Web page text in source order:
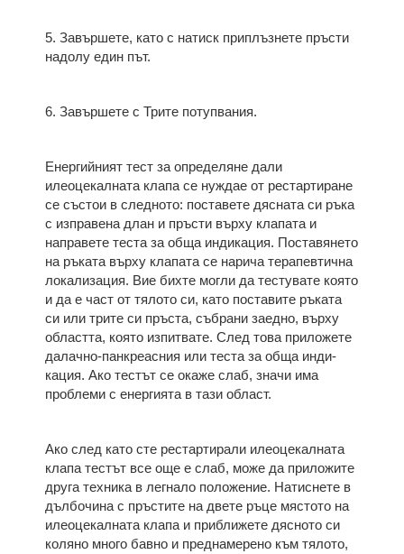
5. Завършете, като с натиск приплъзнете пръсти
надолу един път.
6. Завършете с Трите потупвания.
Енергийният тест за определяне дали
илеоцекалната клапа се нуждае от рестартиране
се състои в следното: поставете дясната си ръка
с изправена длан и пръсти върху клапата и
направете теста за обща индикация. Поставянето
на ръката върху клапата се нарича терапевтична
локализация. Вие бихте могли да тестувате която
и да е част от тялото си, като поставите ръката
си или трите си пръста, събрани заедно, върху
областта, която из­питвате. След това приложете
далачно-панкреасния или теста за обща инди­
кация. Ако тестът се окаже слаб, значи има
проблеми с енергията в тази об­ласт.
Ако след като сте рестартирали илеоцекалната
клапа тестът все още е слаб, може да приложите
друга техника в легнало положение. Натиснете в
дълбочина с пръстите на двете ръце мястото на
илеоцекалната клапа и приближете дясното си
коляно много бавно и преднамерено към тялото,